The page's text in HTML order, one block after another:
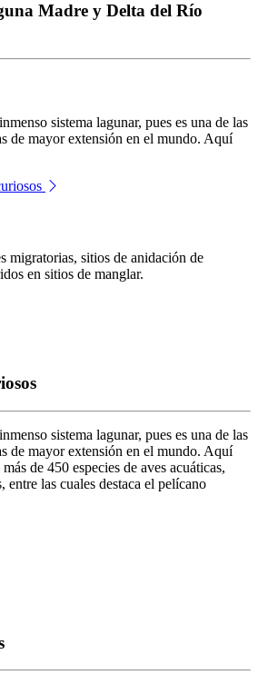
Madre y Delta del Río
sistema lagunar, pues es una de las
de mayor extensión en el mundo. Aquí
migratorias, sitios de anidación de
en sitios de manglar.
sistema lagunar, pues es una de las
de mayor extensión en el mundo. Aquí
de 450 especies de aves acuáticas,
entre las cuales destaca el pelícano